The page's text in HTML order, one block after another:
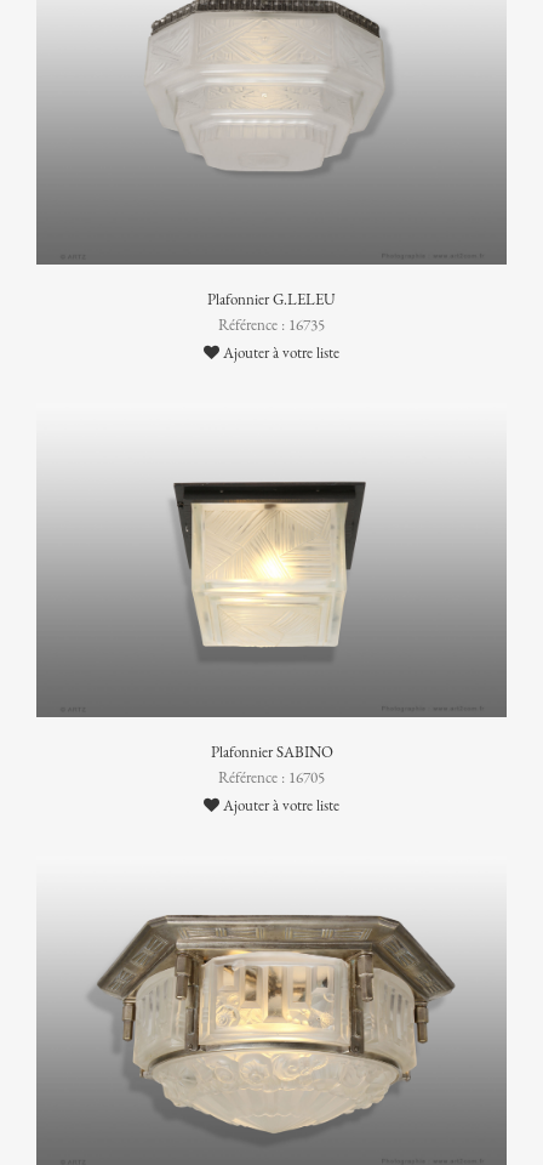
Plafonnier G.LELEU
Référence : 16735
Ajouter à votre liste
Plafonnier SABINO
Référence : 16705
Ajouter à votre liste